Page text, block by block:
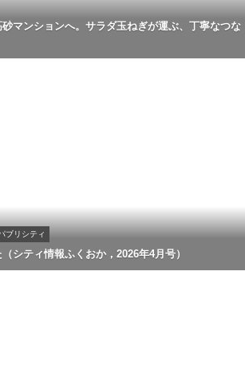
マンションへ。サラダ玉ねぎが運ぶ、丁寧なつな
ブリシティ
シティ情報ふくおか，2026年4月号）